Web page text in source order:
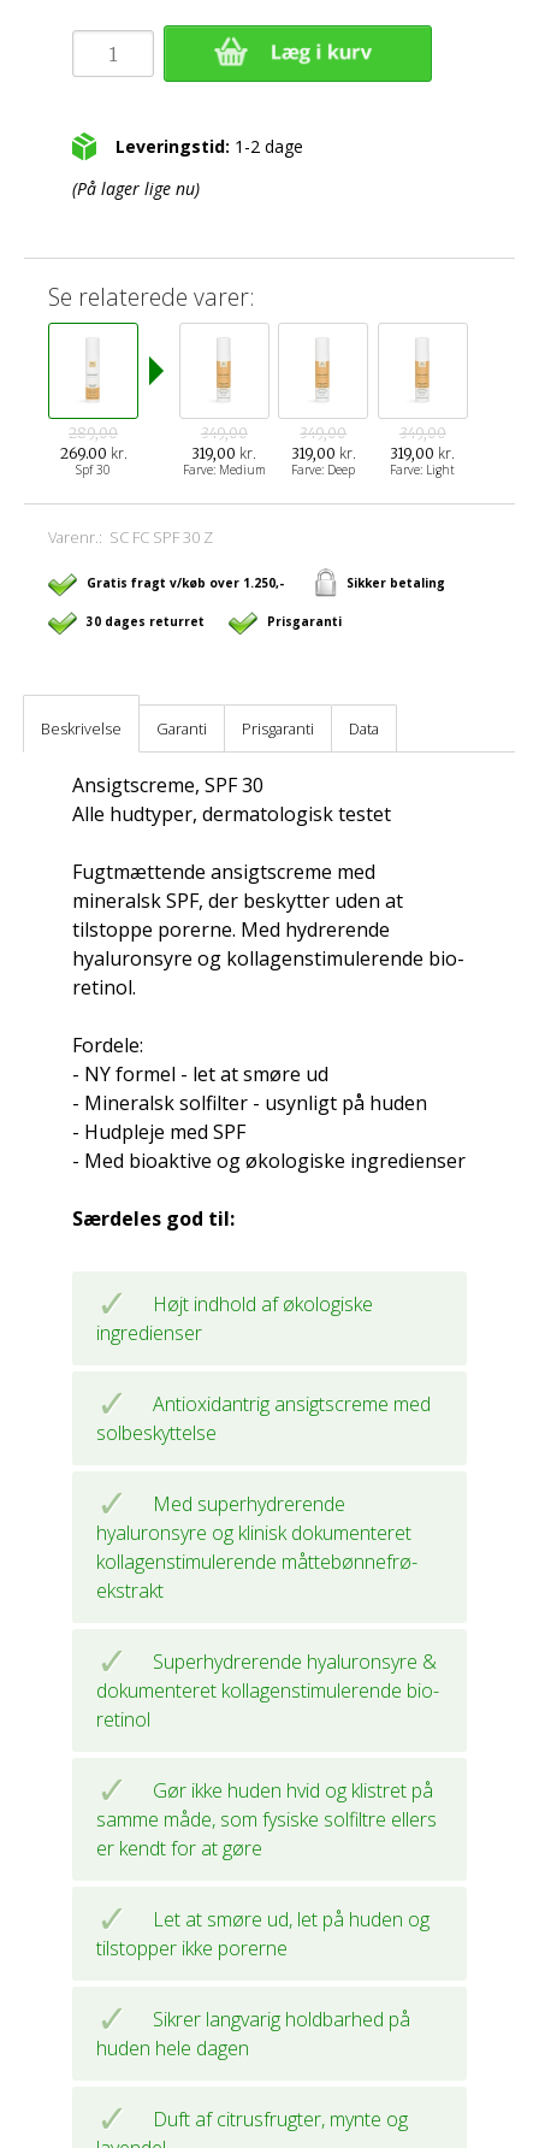
Leveringstid: 1-2 dage
(På lager lige nu)
Se relaterede varer:
289,00
269.00 kr.
Spf 30
349,00
319,00 kr.
Farve: Medium
349,00
319,00 kr.
Farve: Deep
349,00
319,00 kr.
Farve: Light
Varenr.: SC FC SPF 30 Z
Gratis fragt v/køb over 1.250,- Sikker betaling
30 dages returret Prisgaranti
Beskrivelse Garanti Prisgaranti Data
Ansigtscreme, SPF 30
Alle hudtyper, dermatologisk testet
Fugtmættende ansigtscreme med
mineralsk SPF, der beskytter uden at
tilstoppe porerne. Med hydrerende
hyaluronsyre og kollagenstimulerende bio-
retinol.
Fordele:
- NY formel - let at smøre ud
- Mineralsk solfilter - usynligt på huden
- Hudpleje med SPF
- Med bioaktive og økologiske ingredienser
Særdeles god til:
Højt indhold af økologiske
ingredienser
Antioxidantrig ansigtscreme med
solbeskyttelse
Med superhydrerende
hyaluronsyre og klinisk dokumenteret
kollagenstimulerende måttebønnefrø-
ekstrakt
Superhydrerende hyaluronsyre &
dokumenteret kollagenstimulerende bio-
retinol
Gør ikke huden hvid og klistret på
samme måde, som fysiske solfiltre ellers
er kendt for at gøre
Let at smøre ud, let på huden og
tilstopper ikke porerne
Sikrer langvarig holdbarhed på
huden hele dagen
Duft af citrusfrugter, mynte og